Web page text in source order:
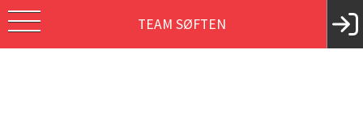
TEAM SØFTEN